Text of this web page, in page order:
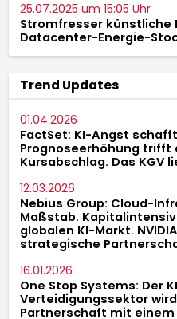
25.07.2025 um 15:05 Uhr
Stromfresser künstliche
Datacenter-Energie-
Trend Updates
01.04.2026
FactSet: KI-Angst
Prognoseerhöhung trifft
Kursabschlag. Das KGV
12.03.2026
Nebius Group: Cloud-
Maßstab.
globalen KI-Markt.
strategische
16.01.2026
One Stop Systems: Der
Verteidigungssektor
Partnerschaft mit